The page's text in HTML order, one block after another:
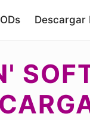
Descargar